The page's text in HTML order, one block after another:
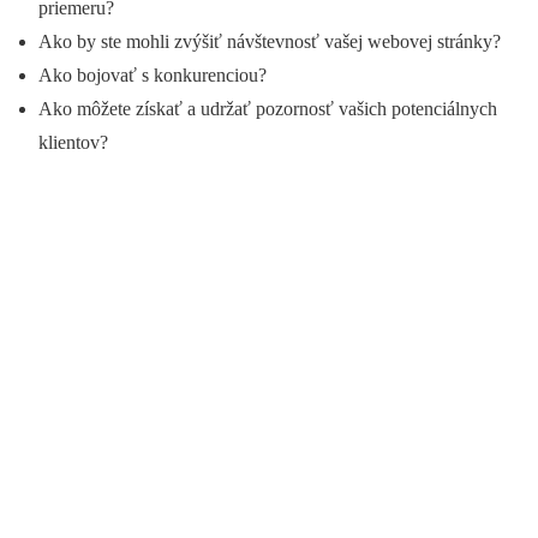
priemeru?
Ako by ste mohli zvýšiť návštevnosť vašej webovej stránky?
Ako bojovať s konkurenciou?
Ako môžete získať a udržať pozornosť vašich potenciálnych
klientov?